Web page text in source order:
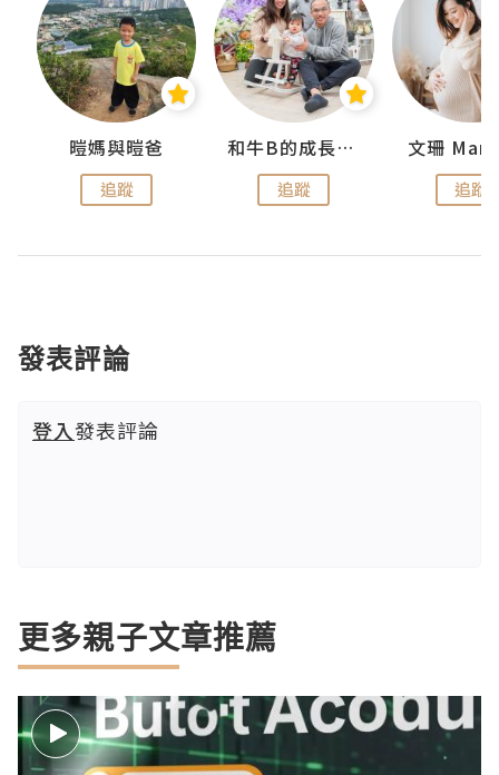
暟媽與暟爸
追蹤
和牛B的成長日記
追蹤
文珊
追蹤
發表評論
登入發表評論
更多親子文章推薦